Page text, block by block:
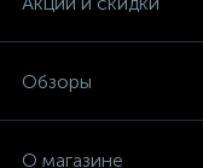
Обзоры
О магазине